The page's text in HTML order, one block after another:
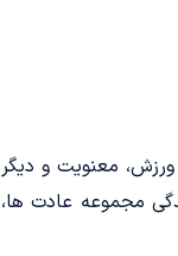
معنویت و دیگر
مجموعه عادت ها،